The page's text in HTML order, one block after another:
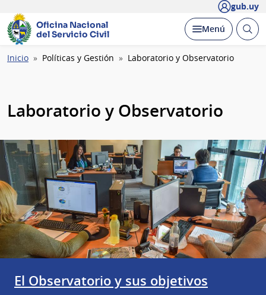
gub.uy
Oficina Nacional
del Servicio Civil
Desplegar
Menú Abrir
Ruta
Inicio Políticas y Gestión Laboratorio y Observatorio
Laboratorio y Observatorio
El Observatorio y sus objetivos